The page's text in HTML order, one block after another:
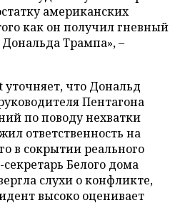
американских
как он получил гневный
Трампа», –
уточняет, что Дональд
Пентагона
по поводу нехватки
ответственность на
в сокрытии реального
Белого дома
слухи о конфликте,
высоко оценивает